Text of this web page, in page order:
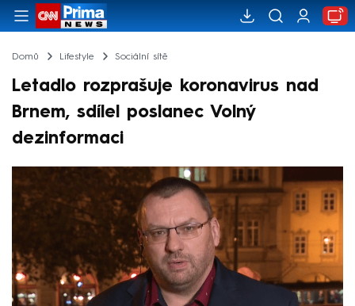
Domů Lifestyle Sociální sítě
Letadlo rozprašuje koronavirus nad
Brnem, sdílel poslanec Volný
dezinformaci